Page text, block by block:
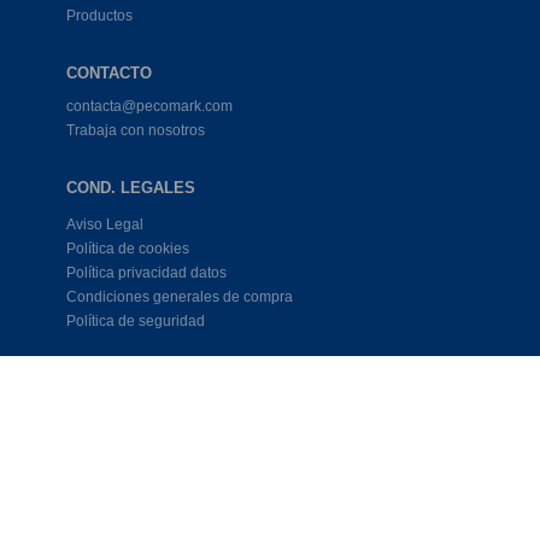
Productos
CONTACTO
contacta@pecomark.com
Trabaja con nosotros
COND. LEGALES
Aviso Legal
Política de cookies
Política privacidad datos
Condiciones generales de compra
Política de seguridad